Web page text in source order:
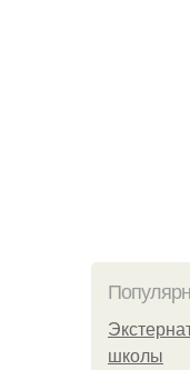
школы